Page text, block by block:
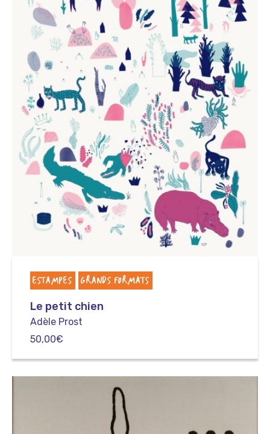
ESTAMPES GRANDS FORMATS
Le petit chien
Adèle Prost
50,00€